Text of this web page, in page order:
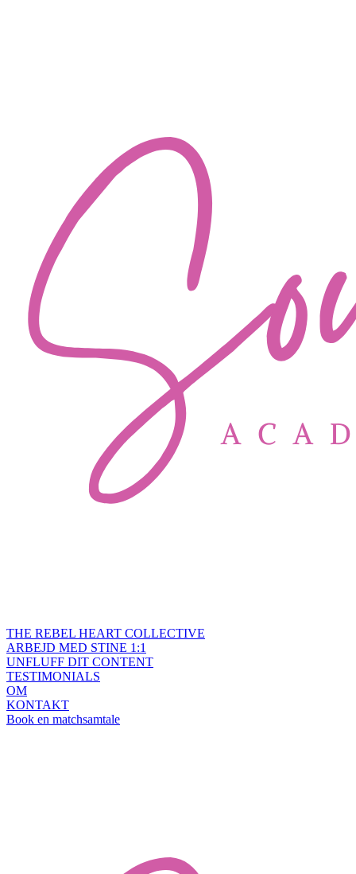
THE REBEL HEART COLLECTIVE
ARBEJD MED STINE 1:1
UNFLUFF DIT CONTENT
TESTIMONIALS
OM
KONTAKT
Book en matchsamtale